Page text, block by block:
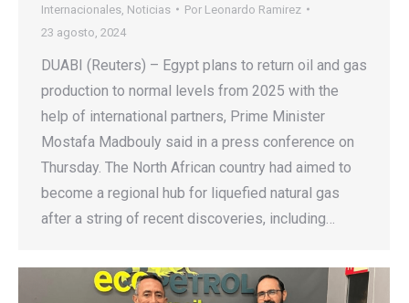
Internacionales Noticias Por Leonardo Ramirez
23 agosto, 2024
DUABI (Reuters) – Egypt plans to return oil and gas
production to normal levels from 2025 with the
help of international partners, Prime Minister
Mostafa Madbouly said in a press conference on
Thursday. The North African country had aimed to
become a regional hub for liquefied natural gas
after a string of recent discoveries, including…